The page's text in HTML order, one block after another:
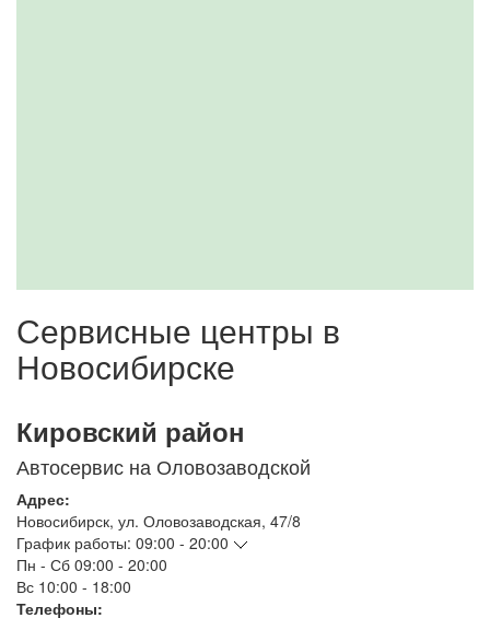
Сервисные центры в
Новосибирске
Кировский район
Автосервис на Оловозаводской
Адрес:
Новосибирск, ул. Оловозаводская, 47/8
График работы: 09:00 - 20:00
Пн - Сб 09:00 - 20:00
Вс 10:00 - 18:00
Телефоны: